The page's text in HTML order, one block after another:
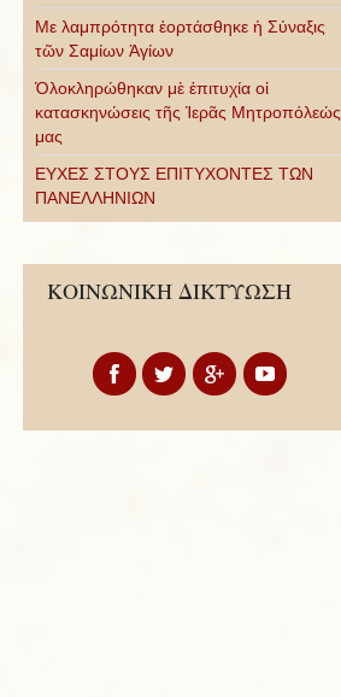
Με λαμπρότητα ἑορτάσθηκε ἡ Σύναξις
τῶν Σαμίων Ἁγίων
Ὁλοκληρώθηκαν μὲ ἐπιτυχία οἱ
κατασκηνώσεις τῆς Ἱερᾶς Μητροπόλεώς
μας
ΕΥΧΕΣ ΣΤΟΥΣ ΕΠΙΤΥΧΟΝΤΕΣ ΤΩΝ
ΠΑΝΕΛΛΗΝΙΩΝ
ΚΟΙΝΩΝΙΚΗ ΔΙΚΤΥΩΣΗ